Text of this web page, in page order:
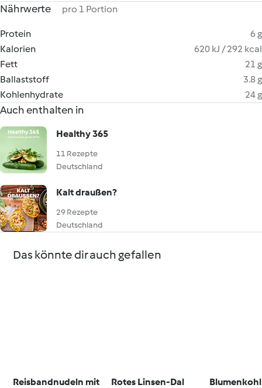
Nährwerte pro 1 Portion
Protein
6 g
Kalorien
620 kJ / 292 kcal
Fett
21 g
Ballaststoff
3.8 g
Kohlenhydrate
24 g
Auch enthalten in
Healthy 365
11 Rezepte
Deutschland
Kalt draußen?
29 Rezepte
Deutschland
Das könnte dir auch gefallen
Reisbandnudeln mit
Rotes Linsen-Dal